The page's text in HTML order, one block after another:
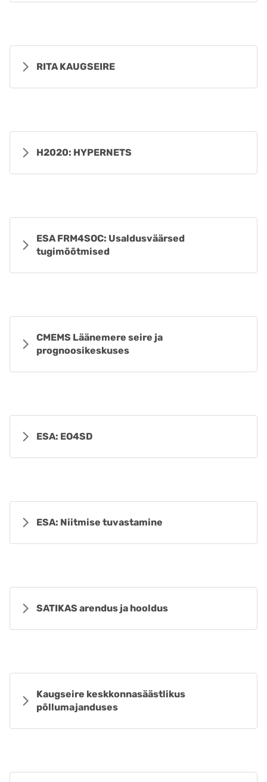
RITA KAUGSEIRE
H2020: HYPERNETS
ESA FRM4SOC: Usaldusväärsed
tugimõõtmised
CMEMS Läänemere seire ja
prognoosikeskuses
ESA: EO4SD
ESA: Niitmise tuvastamine
SATIKAS arendus ja hooldus
Kaugseire keskkonnasäästlikus
põllumajanduses